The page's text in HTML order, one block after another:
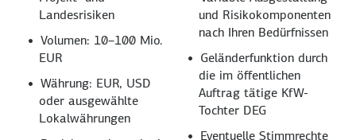
Landesrisiken
Volumen: 10–100 Mio.
EUR
Währung: EUR, USD
oder ausgewählte
Lokalwährungen
und Risikokomponenten
nach Ihren Bedürfnissen
Geländerfunktion durch
die im öffentlichen
Auftrag tätige KfW-
Tochter DEG
Eventuelle Stimmrechte